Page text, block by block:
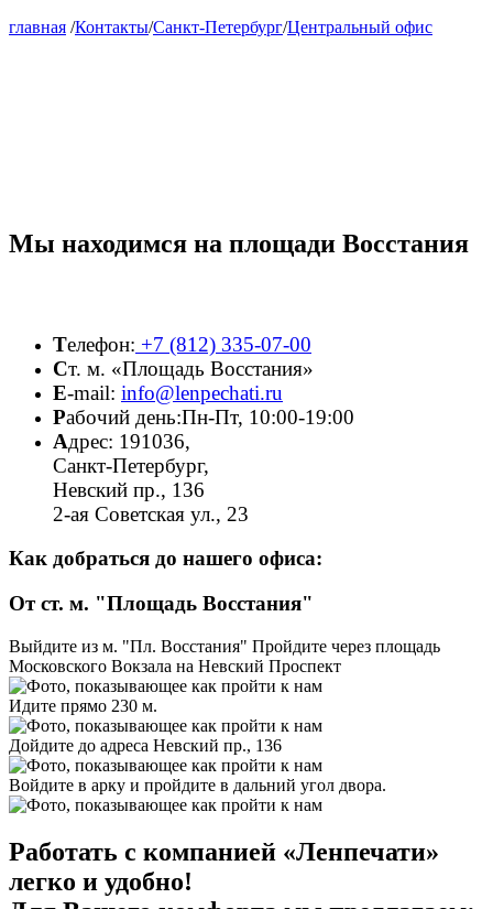
главная /Контакты/Санкт-Петербург/Центральный офис
Мы находимся на площади Восстания
Телефон: +7 (812) 335-07-00
Ст. м. «Площадь Восстания»
E-mail: info@lenpechati.ru
Рабочий день:Пн-Пт, 10:00-19:00
Адрес: 191036,
Санкт-Петербург,
Невский пр., 136
2-ая Советская ул., 23
Как добраться до нашего офиса:
От ст. м. "Площадь Восстания"
Выйдите из м. "Пл. Восстания" Пройдите через площадь
Московского Вокзала на Невский Проспект
Идите прямо 230 м.
Дойдите до адреса Невский пр., 136
Войдите в арку и пройдите в дальний угол двора.
Работать с компанией «Ленпечати»
легко и удобно!